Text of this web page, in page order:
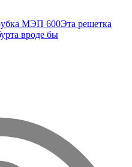
МЭП 600Эта решетка
вроде бы